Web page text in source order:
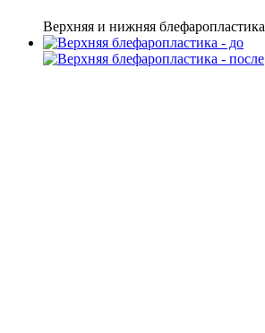
Верхняя и нижняя блефаропластика